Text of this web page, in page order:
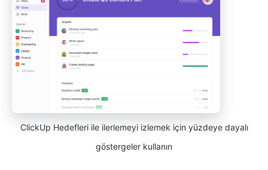
ClickUp Hedefleri ile ilerlemeyi izlemek için yüzdeye dayalı
göstergeler kullanın